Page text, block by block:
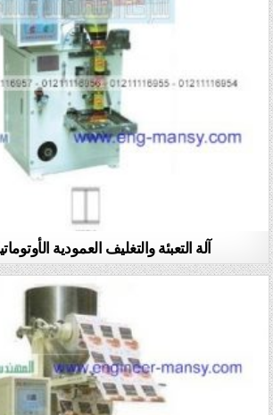
آلة التعبئة والتغليف العمودية